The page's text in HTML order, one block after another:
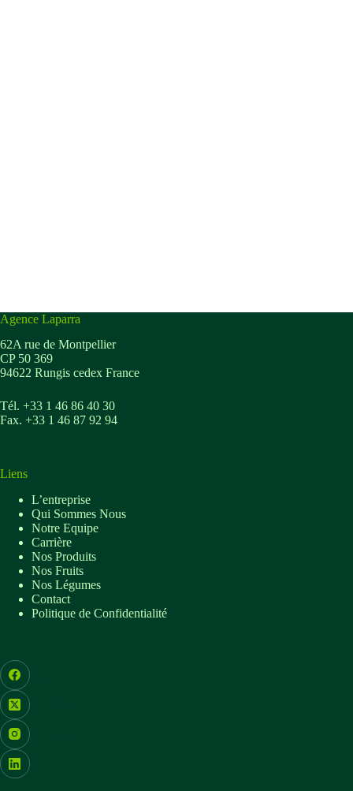
Agence Laparra
62A rue de Montpellier
CP 50 369
94622 Rungis cedex France
Tél. +33 1 46 86 40 30
Fax. +33 1 46 87 92 94
Liens
L’entreprise
Qui Sommes Nous
Notre Equipe
Carrière
Nos Produits
Nos Fruits
Nos Légumes
Contact
Politique de Confidentialité